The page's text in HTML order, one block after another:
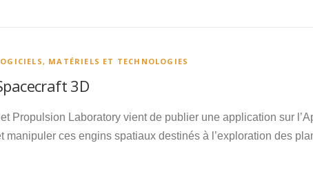
MATÉRIELS ET TECHNOLOGIES
3D
Propulsion Laboratory vient de publier une application sur
manipuler ces engins spatiaux destinés à l’exploration des